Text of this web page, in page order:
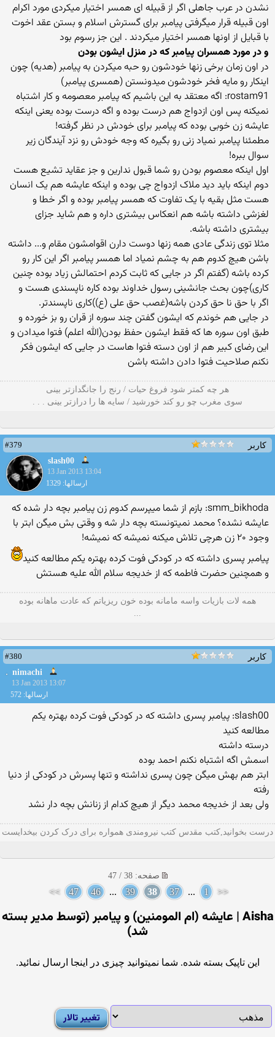
نشدن در عرب جاهلی اگر از قبیله ای همسر اختیار میکردی مورد اکرام
اون قبیله قرار میگرفتی پیامبر برای گسترش اسلام و بستن عقد اخوت
با قبایل از اونها همسر اختیار میکردند . این جز رسوم بود
و در مورد همسران پیامبر که در منزل ایشون بودن
در اون زمان برخی زنها خودشون رو حبه میکردن به پیامبر (هدیه) چون
اینکار رو مایه فخر خودشون میدونستن (همسری پیامبر)
rostam91: اگه معتقد به این باشیم که پیامبر معصومه و کار اشتباه
نمیکنه پس اون ازدواج هم درست بوده و اگه درست بوده یعنی اینکه
عایشه زن خوبی بوده که پیامبر برای خودش در نظر گرفته!
مطمئنا پیامبر نمیاد زنی رو بگیره که وجه خودش رو نزد آیندگان زیر
سوال ببره!
اول اینکه معصوم بودن رو شما قبول ندارین و جز عقاید تشیع هست
دوم اینکه باید دید ملاک ازدواج چی بوده و اینکه عایشه هم یک انسان
هست مثل بقیه با یک تفاوت که همسر پیامبر بوده و اگر خطا و
لغزشی داشته باشه هم انعکاس بیشتری داره و هم شاید جزای
بیشتری داشته باشه.
مثلا توی زندگی عادی همه زنها دوست دارن اقوامشون مقام و... داشته
باشن هیچ کدوم هم به چشم نمیاد اما همسر پیامبر اگر این کار رو
کرده باشه (گفتم اگر در جایی که ثابت کردم احتمالش زیاد بوده چنین
کاری)چون بحث جانشینی رسول خداوند بوده کاره ناپسندی هست و
اگر با حق نا حق کردن باشه(غصب حق علی (ع))کاری ناپسندتر.
در جایی هم خوندم که ایشون گفتن چند سوره از قران رو بز خورده و
طبق اون سوره ها که فقط ایشون حفظ بودن(الله اعلم) فتوا میدادن و
این رضای کبیر هم از اون دسته فتوا هاست در جایی که ایشون فکر
نکنم صلاحیت فتوا دادن داشته باشن
هر چه کمتر شود فروغ حیات / رنج را جانگدازتر بینی
سوی مغرب چو رو کند خورشید / سایه ها را درازتر بینی . . .
کاربر
#379
slash00
13 Jan 2013 13:04
ارسالها: 1329
smm_bikhoda: بازم از شما میپرسم کدوم زن پیامبر بچه دار شده که
عایشه نشده؟ محمد نمیتونسته بچه دار شه و وقتی بش میگن ابتر با
وجود ۲۰ زن هرچی تلاش میکنه نمیشه که نمیشه!
پیامبر پسری داشته که در کودکی فوت کرده بهتره یکم مطالعه کنید
و همچنین حضرت فاطمه که از خدیجه سلام الله علیه هستش
همه لات بازیات واسه مامانه بوده خون ریزیاتم که عادت ماهانه بوده
...
کاربر
#380
nimachi
13 Jan 2013 13:07
ارسالها: 572
slash00: پیامبر پسری داشته که در کودکی فوت کرده بهتره یکم
مطالعه کنید
درسته داشته
اسمش اگه اشتباه نکنم احمد بوده
ابتر هم بهش میگن چون پسری نداشته و تنها پسرش در کودکی از دنیا
رفته
ولی بعد از خدیجه محمد دیگر از هیچ کدام از زنانش بچه دار نشد
درست بخوانید,کتب مقدس کتب نیرومندی همواره برای درک کردن بیخدایست
صفحه: 38 / 47
<<
1
...
37
38
39
...
46
47
>>
Aisha | عایشه (ام المومنین) و پیامبر (توسط مدیر بسته
شد)
این تاپیک بسته شده. شما نمیتوانید چیزی در اینجا ارسال نمائید.